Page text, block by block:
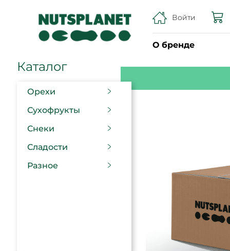
Войти
О бренде
Каталог
Орехи
Сухофрукты
Снеки
Сладости
Разное